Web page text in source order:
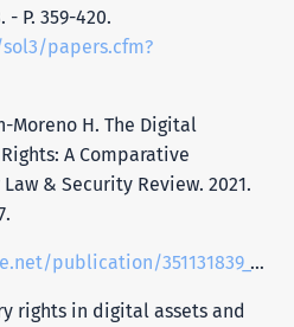
- P. 359-420.
papers.cfm?
Moreno H. The Digital
A Comparative
& Security Review. 2021.
https://www.researchgate.net/publication/351131839_The_digital_tokenization_of_property_rights_A_comparative_perspective
rights in digital assets and